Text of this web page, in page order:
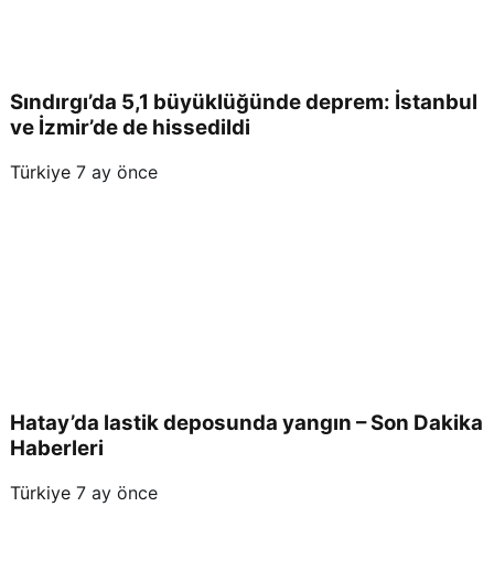
Sındırgı’da 5,1 büyüklüğünde deprem: İstanbul
ve İzmir’de de hissedildi
Türkiye 7 ay önce
Hatay’da lastik deposunda yangın – Son Dakika
Haberleri
Türkiye 7 ay önce